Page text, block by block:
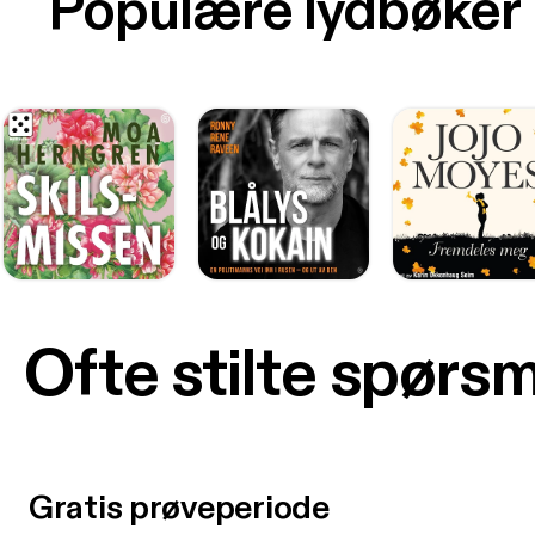
Ofte stilte
Gratis prøveperiode